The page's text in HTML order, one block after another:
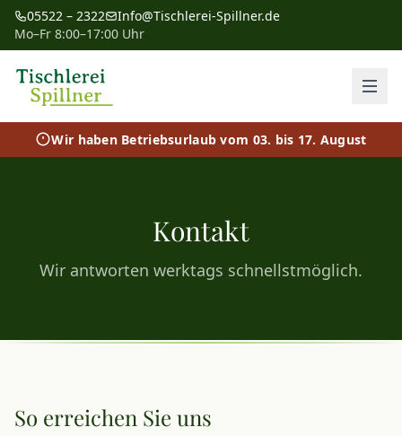
05522 – 2322
Info@Tischlerei-Spillner.de
Mo–Fr 8:00–17:00 Uhr
Wir haben Betriebsurlaub vom 03. bis 17. August
Kontakt
Wir antworten werktags schnellstmöglich.
So erreichen Sie uns